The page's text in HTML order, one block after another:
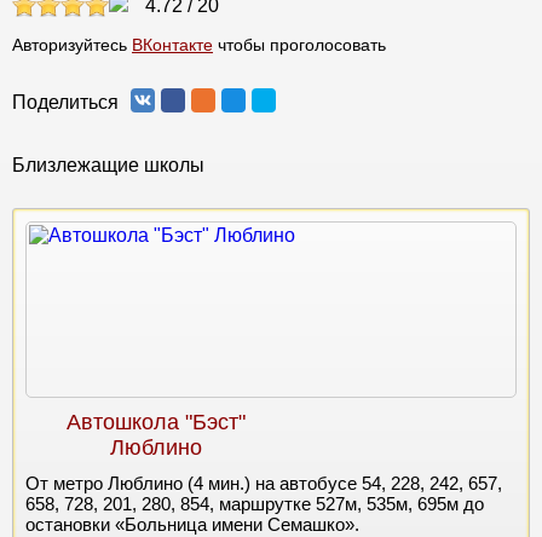
4.72 / 20
Авторизуйтесь ВКонтакте чтобы проголосовать
Поделиться
Близлежащие школы
Автошкола "Бэст"
Люблино
От метро Люблино (4 мин.) на автобусе 54, 228, 242, 657,
658, 728, 201, 280, 854, маршрутке 527м, 535м, 695м до
остановки «Больница имени Семашко».